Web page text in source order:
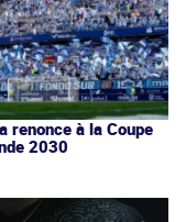
renonce à la Coupe
2030